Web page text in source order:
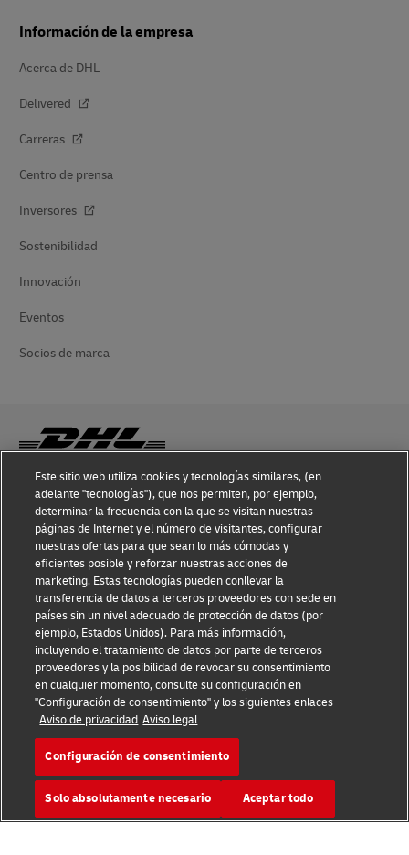
Información de la empresa
Acerca de DHL
Delivered
Carreras
Centro de prensa
Inversores
Sostenibilidad
Innovación
Eventos
Socios de marca
Conocimiento sobre fraudes
Aviso legal
Condiciones de uso
Aviso de privacidad
Información adicional
Ajustes de cookies
Síganos
Este sitio web utiliza cookies y tecnologías similares, (en
adelante "tecnologías"), que nos permiten, por ejemplo,
determinar la frecuencia con la que se visitan nuestras
páginas de Internet y el número de visitantes, configurar
nuestras ofertas para que sean lo más cómodas y
eficientes posible y reforzar nuestras acciones de
marketing. Estas tecnologías pueden conllevar la
transferencia de datos a terceros proveedores con sede en
países sin un nivel adecuado de protección de datos (por
ejemplo, Estados Unidos). Para más información,
incluyendo el tratamiento de datos por parte de terceros
proveedores y la posibilidad de revocar su consentimiento
en cualquier momento, consulte su configuración en
"Configuración de consentimiento" y los siguientes enlaces
Aviso de privacidad Aviso legal
Configuración de consentimiento
Solo absolutamente necesario Aceptar todo